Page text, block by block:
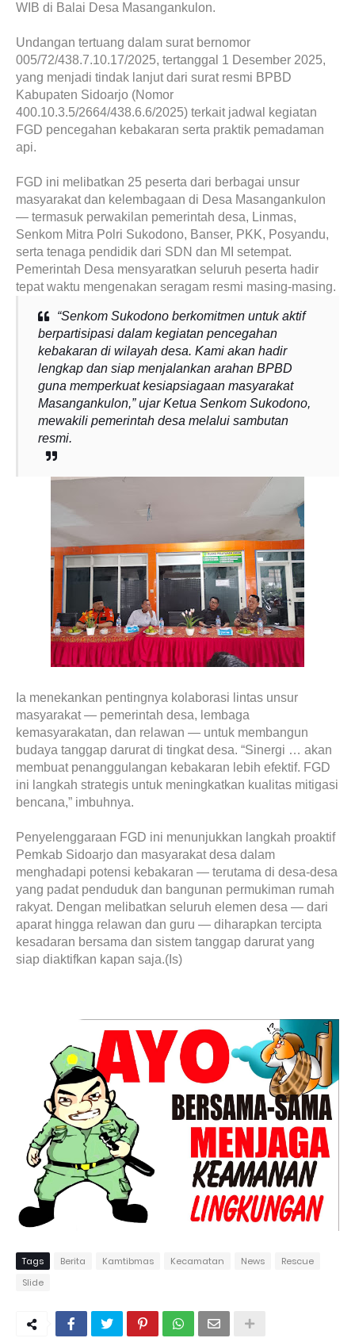
WIB di Balai Desa Masangankulon.
Undangan tertuang dalam surat bernomor
005/72/438.7.10.17/2025, tertanggal 1 Desember 2025,
yang menjadi tindak lanjut dari surat resmi BPBD
Kabupaten Sidoarjo (Nomor
400.10.3.5/2664/438.6.6/2025) terkait jadwal kegiatan
FGD pencegahan kebakaran serta praktik pemadaman
api.
FGD ini melibatkan 25 peserta dari berbagai unsur
masyarakat dan kelembagaan di Desa Masangankulon
— termasuk perwakilan pemerintah desa, Linmas,
Senkom Mitra Polri Sukodono, Banser, PKK, Posyandu,
serta tenaga pendidik dari SDN dan MI setempat.
Pemerintah Desa mensyaratkan seluruh peserta hadir
tepat waktu mengenakan seragam resmi masing-masing.
“Senkom Sukodono berkomitmen untuk aktif
berpartisipasi dalam kegiatan pencegahan
kebakaran di wilayah desa. Kami akan hadir
lengkap dan siap menjalankan arahan BPBD
guna memperkuat kesiapsiagaan masyarakat
Masangankulon,” ujar Ketua Senkom Sukodono,
mewakili pemerintah desa melalui sambutan
resmi.
Ia menekankan pentingnya kolaborasi lintas unsur
masyarakat — pemerintah desa, lembaga
kemasyarakatan, dan relawan — untuk membangun
budaya tanggap darurat di tingkat desa. “Sinergi … akan
membuat penanggulangan kebakaran lebih efektif. FGD
ini langkah strategis untuk meningkatkan kualitas mitigasi
bencana,” imbuhnya.
Penyelenggaraan FGD ini menunjukkan langkah proaktif
Pemkab Sidoarjo dan masyarakat desa dalam
menghadapi potensi kebakaran — terutama di desa-desa
yang padat penduduk dan bangunan permukiman rumah
rakyat. Dengan melibatkan seluruh elemen desa — dari
aparat hingga relawan dan guru — diharapkan tercipta
kesadaran bersama dan sistem tanggap darurat yang
siap diaktifkan kapan saja.(Is)
Tags Berita Kamtibmas Kecamatan News
Rescue
Slide